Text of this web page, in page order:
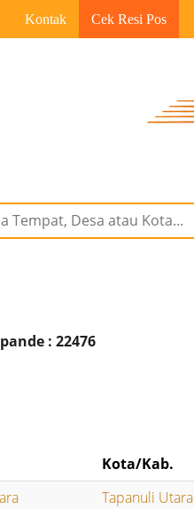
Kontak Cek Resi Pos
: 22476
Kota/Kab.
Tapanuli Utara